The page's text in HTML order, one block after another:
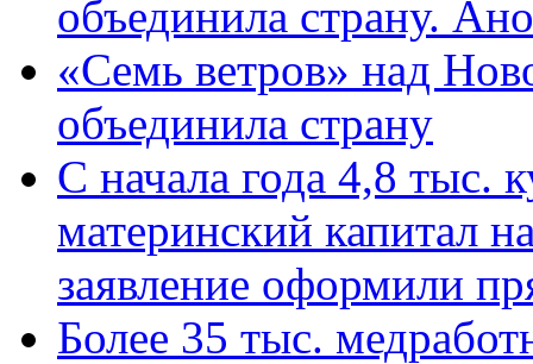
объединила страну.
«Семь ветров» над
объединила страну
С начала года 4,8 тыс.
материнский капитал
заявление оформили
Более 35 тыс.